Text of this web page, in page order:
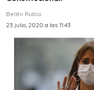
Belén Rubio
23 julio, 2020 a las 11:43